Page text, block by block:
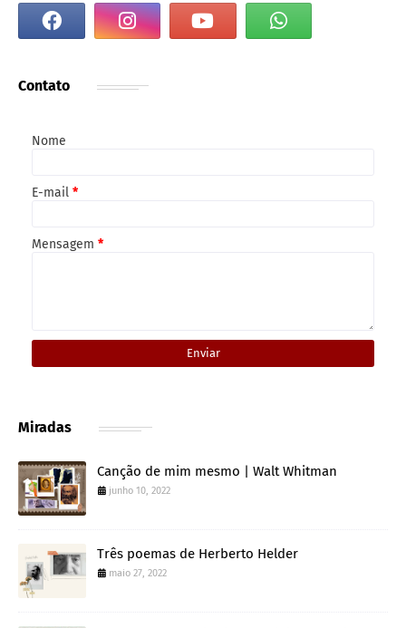
Contato
Nome
E-mail *
Mensagem *
Miradas
Canção de mim mesmo | Walt Whitman
junho 10, 2022
Três poemas de Herberto Helder
maio 27, 2022